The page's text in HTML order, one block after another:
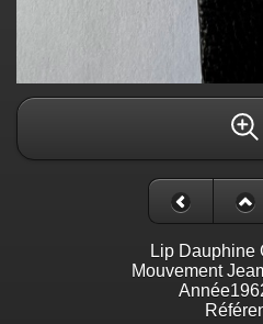
Lip Dauphine
Mouvement